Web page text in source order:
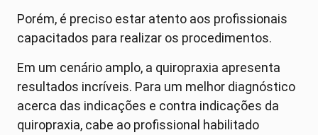
Porém, é preciso estar atento aos profissionais
capacitados para realizar os procedimentos.
Em um cenário amplo, a quiropraxia apresenta
resultados incríveis. Para um melhor diagnóstico
acerca das indicações e contra indicações da
quiropraxia, cabe ao profissional habilitado